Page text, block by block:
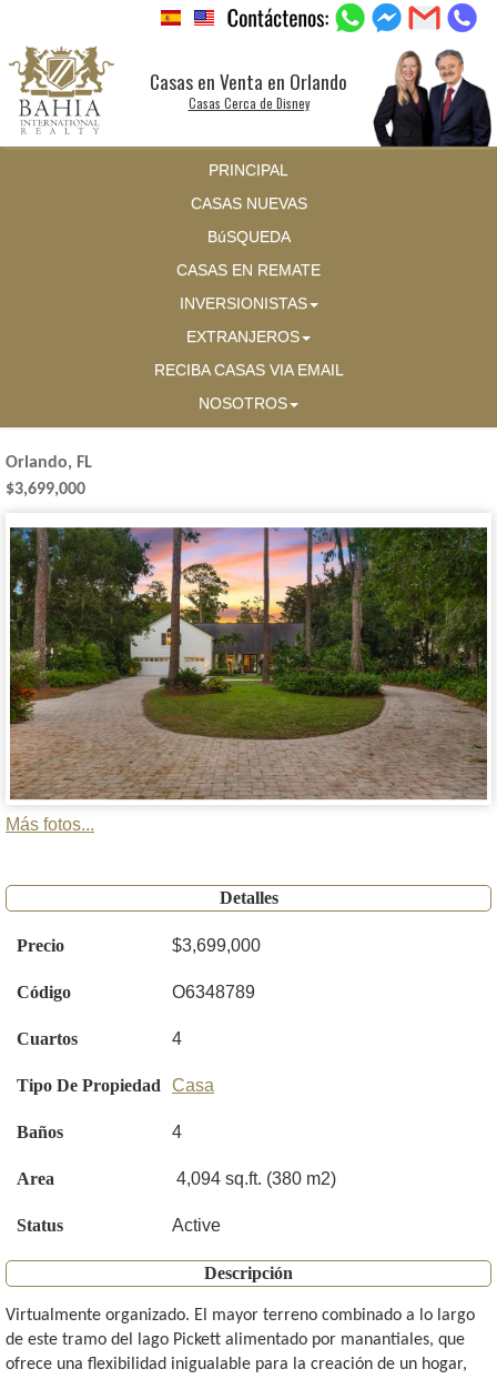
Casas en Venta en Orlando
Casas Cerca de Disney
PRINCIPAL
CASAS NUEVAS
BúSQUEDA
CASAS EN REMATE
INVERSIONISTAS
EXTRANJEROS
RECIBA CASAS VIA EMAIL
NOSOTROS
Orlando, FL
$3,699,000
Más fotos...
Detalles
Precio $3,699,000
Código O6348789
Cuartos 4
Tipo De Propiedad Casa
Baños 4
Area 4,094 sq.ft. (380 m2)
Status Active
Descripción
Virtualmente organizado. El mayor terreno combinado a lo largo
de este tramo del lago Pickett alimentado por manantiales, que
ofrece una flexibilidad inigualable para la creación de un hogar,